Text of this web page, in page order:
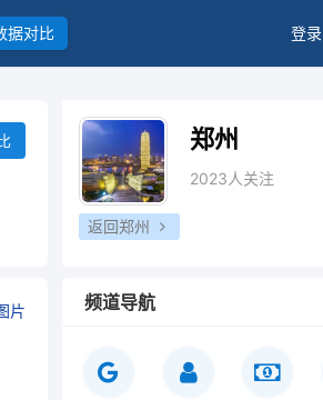
据对比 登录
片
郑州
2023人关注
返回郑州
频道导航